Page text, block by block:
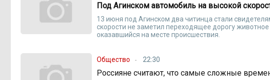
Под Агинском автомобиль на высокой
13 июня под Агинском два читинца стали
скорости не заметил переходящее дорогу
оказавшийся на месте происшествия.
Общество 22:30
Россияне считают, что самые сложные